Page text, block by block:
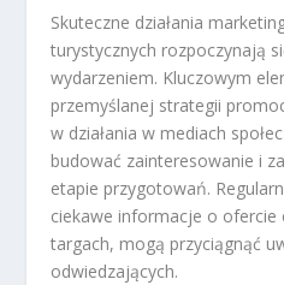
Skuteczne działania
turystycznych rozpoczynają
wydarzeniem. Kluczowym
przemyślanej strategii
w działania w mediach
budować zainteresowanie i
etapie przygotowań.
ciekawe informacje o ofercie
targach, mogą przyciągnąć
odwiedzających.